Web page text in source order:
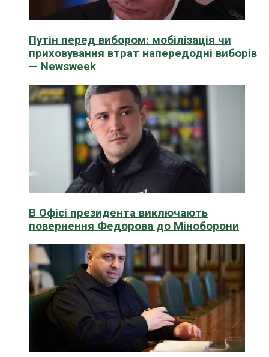
Путін перед вибором: мобілізація чи
приховування втрат напередодні виборів
— Newsweek
В Офісі президента виключають
повернення Федорова до Міноборони